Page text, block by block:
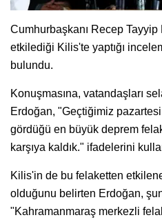
Cumhurbaşkanı Recep
etkilediği Kilis'te yaptığı
bulundu.
Konuşmasına, vatandaşları
Erdoğan, "Geçtiğimiz
gördüğü en büyük deprem
karşıya kaldık." ifadelerini
Kilis'in de bu felaketten
olduğunu belirten Erdoğan,
"Kahramanmaraş merkezli